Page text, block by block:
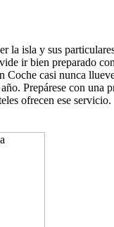
la isla y sus
ir bien preparado
Coche casi nunca
Prepárese con una
ofrecen ese servicio.